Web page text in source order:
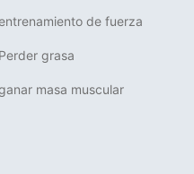
de fuerza
Perder grasa
masa muscular